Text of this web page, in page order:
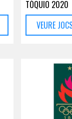
TÒQUIO 2020
VEURE